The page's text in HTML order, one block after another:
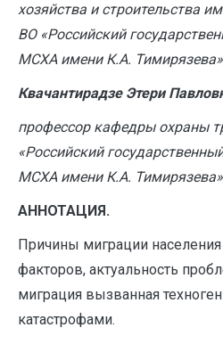
хозяйства и строительства
ВО «Российский
МСХА имени К.А.
Квачантирадзе Этери
профессор кафедры охраны
«Российский
МСХА имени К.А.
АННОТАЦИЯ.
Причины миграции населения
факторов, актуальность
миграция вызванная
катастрофами.